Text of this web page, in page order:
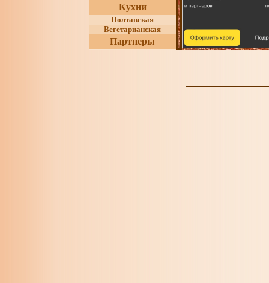
Кухни
Полтавская
Вегетарианская
Партнеры